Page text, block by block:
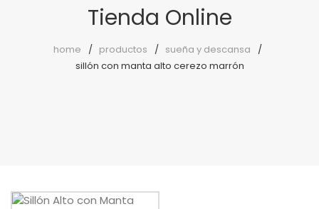
PREGUNTAS FRECUENTESTienda Online
home productos
sueña y descansa
sillón con manta alto cerezo marrón